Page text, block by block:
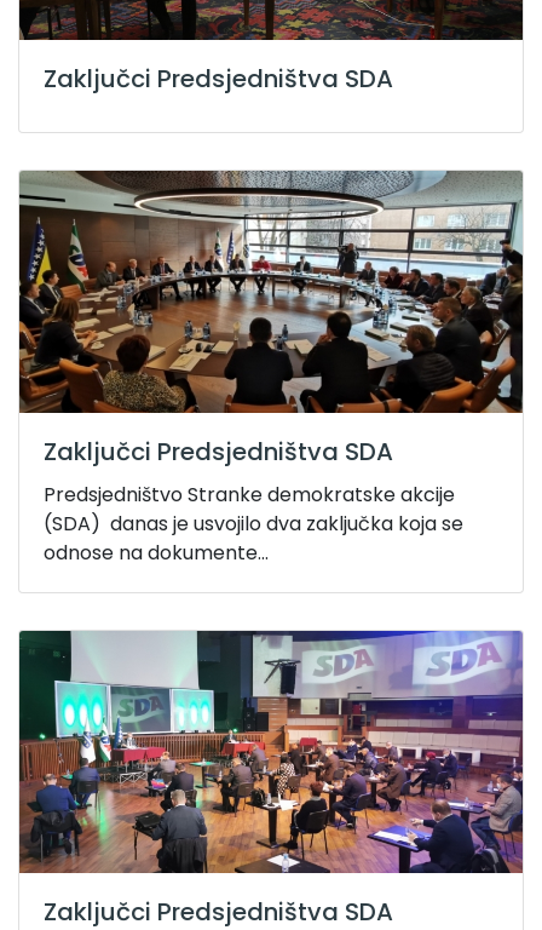
Zaključci Predsjedništva SDA
Zaključci Predsjedništva SDA
Predsjedništvo Stranke demokratske akcije
(SDA) danas je usvojilo dva zaključka koja se
odnose na dokumente...
Zaključci Predsjedništva SDA